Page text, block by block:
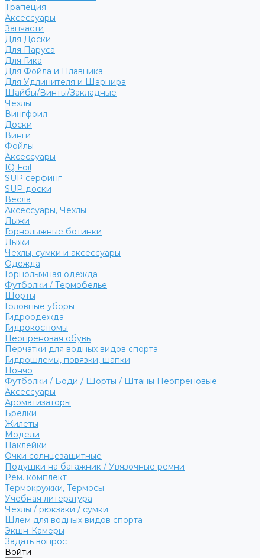
Трапеция
Аксессуары
Запчасти
Для Доски
Для Паруса
Для Гика
Для Фойла и Плавника
Для Удлинителя и Шарнира
Шайбы/Винты/Закладные
Чехлы
Вингфоил
Доски
Винги
Фойлы
Аксессуары
IQ Foil
SUP серфинг
SUP доски
Весла
Аксессуары, Чехлы
Лыжи
Горнолыжные ботинки
Лыжи
Чехлы, сумки и аксессуары
Одежда
Горнолыжная одежда
Футболки / Термобелье
Шорты
Головные уборы
Гидроодежда
Гидрокостюмы
Неопреновая обувь
Перчатки для водных видов спорта
Гидрошлемы, повязки, шапки
Пончо
Футболки / Боди / Шорты / Штаны Неопреновые
Аксессуары
Ароматизаторы
Брелки
Жилеты
Модели
Наклейки
Очки солнцезащитные
Подушки на багажник / Увязочные ремни
Рем. комплект
Термокружки, Термосы
Учебная литература
Чехлы / рюкзаки / сумки
Шлем для водных видов спорта
Экшн-Камеры
Задать вопрос
Войти